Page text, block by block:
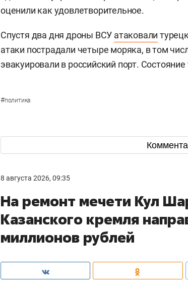
оценили как удовлетворительное.
Спустя два дня дроны ВСУ атаковали
атаки пострадали четыре моряка, в том
эвакуировали в российский порт.
#политика
8 августа 2026, 09:35
На ремонт мечети Кул
Казанского кремля
миллионов рублей